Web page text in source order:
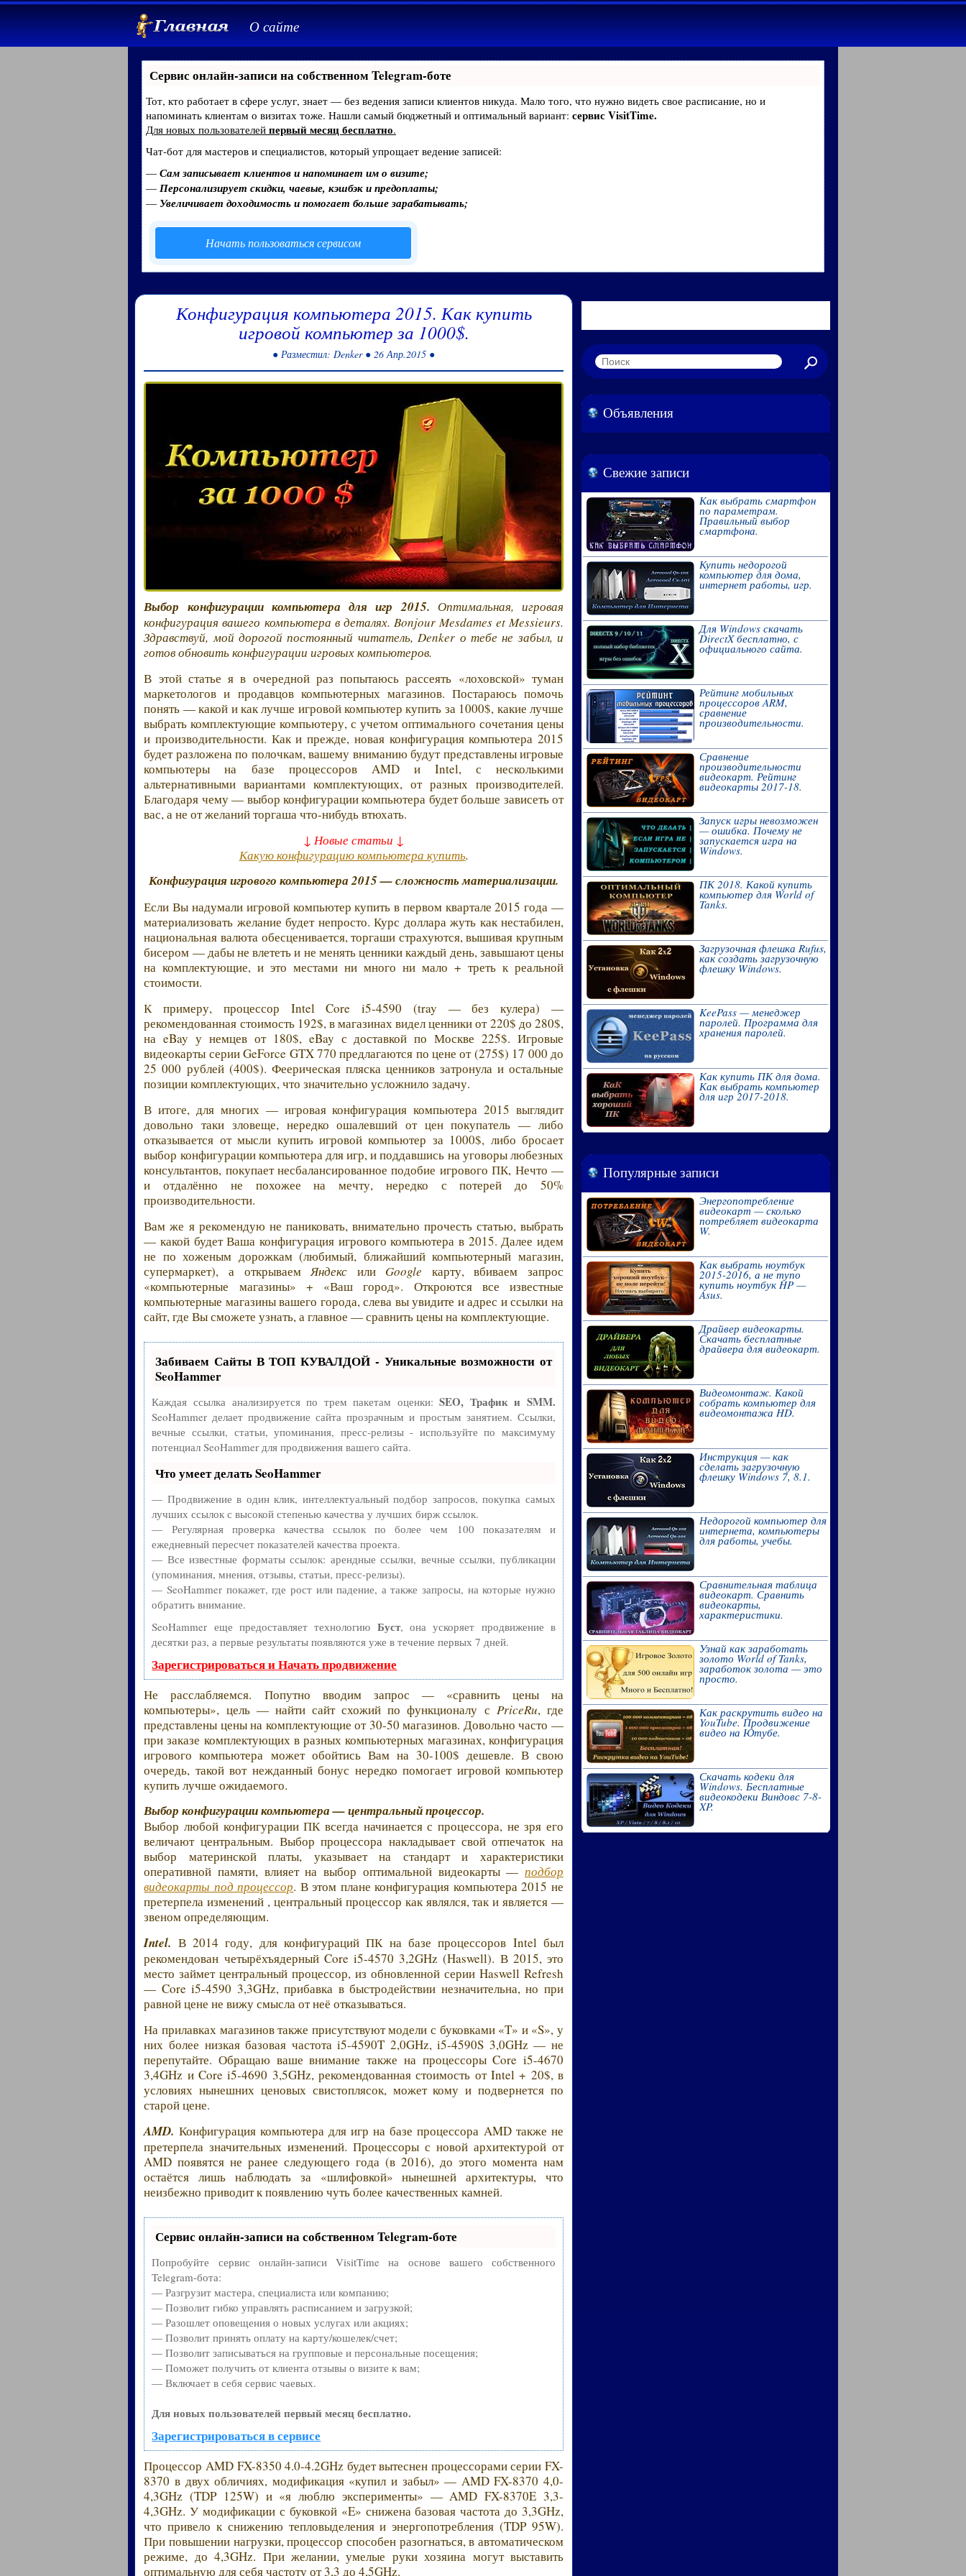
О сайте
Сервис онлайн-записи на собственном Telegram-боте
Тот, кто работает в сфере услуг, знает — без ведения записи клиентов никуда. Мало того, что нужно видеть свое расписание, но и
напоминать клиентам о визитах тоже. Нашли самый бюджетный и оптимальный вариант: сервис VisitTime.
Для новых пользователей первый месяц бесплатно.
Чат-бот для мастеров и специалистов, который упрощает ведение записей:
— Сам записывает клиентов и напоминает им о визите;
— Персонализирует скидки, чаевые, кэшбэк и предоплаты;
— Увеличивает доходимость и помогает больше зарабатывать;
Начать пользоваться сервисом
Конфигурация компьютера 2015. Как купить
игровой компьютер за 1000$.
● Разместил: Denker ● 26 Апр.2015 ●
Выбор конфигурации компьютера для игр 2015. Оптимальная, игровая
конфигурация вашего компьютера в деталях. Bonjour Mesdames et Messieurs.
Здравствуй, мой дорогой постоянный читатель, Denker о тебе не забыл, и
готов обновить конфигурации игровых компьютеров.
В этой статье я в очередной раз попытаюсь рассеять «лоховской» туман
маркетологов и продавцов компьютерных магазинов. Постараюсь помочь
понять — какой и как лучше игровой компьютер купить за 1000$, какие лучше
выбрать комплектующие компьютеру, с учетом оптимального сочетания цены
и производительности. Как и прежде, новая конфигурация компьютера 2015
будет разложена по полочкам, вашему вниманию будут представлены игровые
компьютеры на базе процессоров AMD и Intel, с несколькими
альтернативными вариантами комплектующих, от разных производителей.
Благодаря чему — выбор конфигурации компьютера будет больше зависеть от
вас, а не от желаний торгаша что-нибудь втюхать.
↓ Новые статьи ↓
Какую конфигурацию компьютера купить.
Конфигурация игрового компьютера 2015 — сложность материализации.
Если Вы надумали игровой компьютер купить в первом квартале 2015 года —
материализовать желание будет непросто. Курс доллара жуть как нестабилен,
национальная валюта обесценивается, торгаши страхуются, вышивая крупным
бисером — дабы не влететь и не менять ценники каждый день, завышают цены
на комплектующие, и это местами ни много ни мало + треть к реальной
стоимости.
К примеру, процессор Intel Core i5-4590 (tray — без кулера) —
рекомендованная стоимость 192$, в магазинах видел ценники от 220$ до 280$,
на eBay у немцев от 180$, eBay с доставкой по Москве 225$. Игровые
видеокарты серии GeForce GTX 770 предлагаются по цене от (275$) 17 000 до
25 000 рублей (400$). Феерическая пляска ценников затронула и остальные
позиции комплектующих, что значительно усложнило задачу.
В итоге, для многих — игровая конфигурация компьютера 2015 выглядит
довольно таки зловеще, нередко ошалевший от цен покупатель — либо
отказывается от мысли купить игровой компьютер за 1000$, либо бросает
выбор конфигурации компьютера для игр, и поддавшись на уговоры любезных
консультантов, покупает несбалансированное подобие игрового ПК, Нечто —
и отдалённо не похожее на мечту, нередко с потерей до 50%
производительности.
Вам же я рекомендую не паниковать, внимательно прочесть статью, выбрать
— какой будет Ваша конфигурация игрового компьютера в 2015. Далее идем
не по хоженым дорожкам (любимый, ближайший компьютерный магазин,
супермаркет), а открываемЯндекс или Google карту, вбиваем запрос
«компьютерные магазины» + «Ваш город». Откроются все известные
компьютерные магазины вашего города, слева вы увидите и адрес и ссылки на
сайт, где Вы сможете узнать, а главное — сравнить цены на комплектующие.
Забиваем Сайты В ТОП КУВАЛДОЙ - Уникальные возможности от
SeoHammer
Каждая ссылка анализируется по трем пакетам оценки:SEO, Трафик и SMM.
SeoHammer делает продвижение сайта прозрачным и простым занятием. Ссылки,
вечные ссылки, статьи, упоминания, пресс-релизы - используйте по максимуму
потенциал SeoHammer для продвижения вашего сайта.
Что умеет делать SeoHammer
— Продвижение в один клик, интеллектуальный подбор запросов, покупка самых
лучших ссылок с высокой степенью качества у лучших бирж ссылок.
— Регулярная проверка качества ссылок по более чем 100 показателям и
ежедневный пересчет показателей качества проекта.
— Все известные форматы ссылок: арендные ссылки, вечные ссылки, публикации
(упоминания, мнения, отзывы, статьи, пресс-релизы).
— SeoHammer покажет, где рост или падение, а также запросы, на которые нужно
обратить внимание.
SeoHammer еще предоставляет технологию Буст, она ускоряет продвижение в
десятки раз, а первые результаты появляются уже в течение первых 7 дней.
Зарегистрироваться и Начать продвижение
Не расслабляемся. Попутно вводим запрос — «сравнить цены на
компьютеры», цель — найти сайт схожий по функционалу с PriceRu, где
представлены цены на комплектующие от 30-50 магазинов. Довольно часто —
при заказе комплектующих в разных компьютерных магазинах, конфигурация
игрового компьютера может обойтись Вам на 30-100$ дешевле. В свою
очередь, такой вот нежданный бонус нередко помогает игровой компьютер
купить лучше ожидаемого.
Выбор конфигурации компьютера — центральный процессор.
Выбор любой конфигурации ПК всегда начинается с процессора, не зря его
величают центральным. Выбор процессора накладывает свой отпечаток на
выбор материнской платы, указывает на стандарт и характеристики
оперативной памяти, влияет на выбор оптимальной видеокарты — подбор
видеокарты под процессор. В этом плане конфигурация компьютера 2015 не
претерпела изменений , центральный процессор как являлся, так и является —
звеном определяющим.
Intel. В 2014 году, для конфигураций ПК на базе процессоров Intel был
рекомендован четырёхъядерный Core i5-4570 3,2GHz (Haswell). В 2015, это
место займет центральный процессор, из обновленной серии Haswell Refresh
— Core i5-4590 3,3GHz, прибавка в быстродействии незначительна, но при
равной цене не вижу смысла от неё отказываться.
На прилавках магазинов также присутствуют модели с буковками «T» и «S», у
них более низкая базовая частота i5-4590T 2,0GHz, i5-4590S 3,0GHz — не
перепутайте. Обращаю ваше внимание также на процессоры Core i5-4670
3,4GHz и Core i5-4690 3,5GHz, рекомендованная стоимость от Intel + 20$, в
условиях нынешних ценовых свистоплясок, может кому и подвернется по
старой цене.
AMD. Конфигурация компьютера для игр на базе процессора AMD также не
претерпела значительных изменений. Процессоры с новой архитектурой от
AMD появятся не ранее следующего года (в 2016), до этого момента нам
остаётся лишь наблюдать за «шлифовкой» нынешней архитектуры, что
неизбежно приводит к появлению чуть более качественных камней.
Сервис онлайн-записи на собственном Telegram-боте
Попробуйте сервис онлайн-записи VisitTime на основе вашего собственного
Telegram-бота:
— Разгрузит мастера, специалиста или компанию;
— Позволит гибко управлять расписанием и загрузкой;
— Разошлет оповещения о новых услугах или акциях;
— Позволит принять оплату на карту/кошелек/счет;
— Позволит записываться на групповые и персональные посещения;
— Поможет получить от клиента отзывы о визите к вам;
— Включает в себя сервис чаевых.
Для новых пользователей первый месяц бесплатно.
Зарегистрироваться в сервисе
Процессор AMD FX-8350 4.0-4.2GHz будет вытеснен процессорами серии FX-
8370 в двух обличиях, модификация «купил и забыл» — AMD FX-8370 4,0-
4,3GHz (TDP 125W) и «я люблю эксперименты» — AMD FX-8370E 3,3-
4,3GHz. У модификации с буковкой «E» снижена базовая частота до 3,3GHz,
что привело к снижению тепловыделения и энергопотребления (TDP 95W).
При повышении нагрузки, процессор способен разогнаться, в автоматическом
режиме, до 4,3GHz. При желании, умелые руки хозяина могут выставить
оптимальную для себя частоту от 3,3 до 4,5GHz.
Объявления
Свежие записи
Как выбрать смартфон
по параметрам.
Правильный выбор
смартфона.
Купить недорогой
компьютер для дома,
интернет работы, игр.
Для Windows скачать
DirectX бесплатно, с
официального сайта.
Рейтинг мобильных
процессоров ARM,
сравнение
производительности.
Сравнение
производительности
видеокарт. Рейтинг
видеокарты 2017-18.
Запуск игры невозможен
— ошибка. Почему не
запускается игра на
Windows.
ПК 2018. Какой купить
компьютер для World of
Tanks.
Загрузочная флешка Rufus,
как создать загрузочную
флешку Windows.
KeePass — менеджер
паролей. Программа для
хранения паролей.
Как купить ПК для дома.
Как выбрать компьютер
для игр 2017-2018.
Популярные записи
Энергопотребление
видеокарт — сколько
потребляет видеокарта
W.
Как выбрать ноутбук
2015-2016, а не тупо
купить ноутбук HP —
Asus.
Драйвер видеокарты.
Скачать бесплатные
драйвера для видеокарт.
Видеомонтаж. Какой
собрать компьютер для
видеомонтажа HD.
Инструкция — как
сделать загрузочную
флешку Windows 7, 8.1.
Недорогой компьютер для
интернета, компьютеры
для работы, учебы.
Сравнительная таблица
видеокарт. Сравнить
видеокарты,
характеристики.
Узнай как заработать
золото World of Tanks,
заработок золота — это
просто.
Как раскрутить видео на
YouTube. Продвижение
видео на Ютубе.
Скачать кодеки для
Windows. Бесплатные
видеокодеки Виндовс 7-8-
XP.